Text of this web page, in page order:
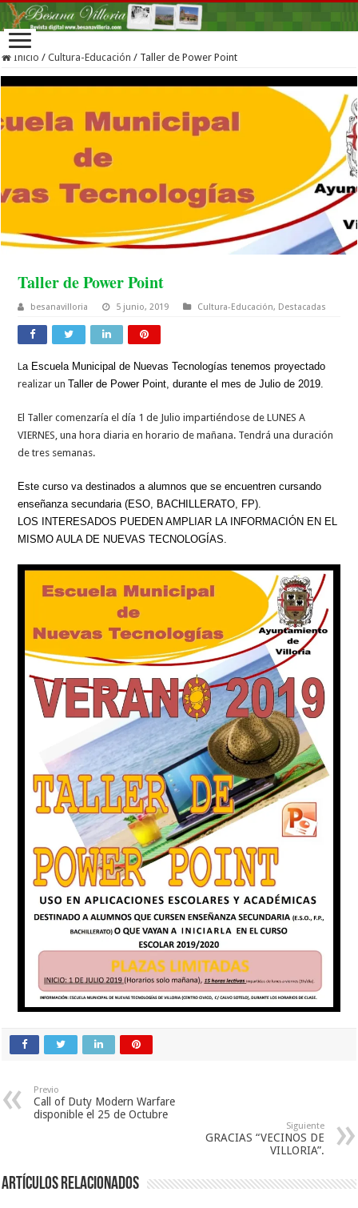
Inicio / Cultura-Educación / Taller de Power Point
Taller de Power Point
besanavilloria 5 junio, 2019 Cultura-Educación, Destacadas
La Escuela Municipal de Nuevas Tecnologías tenemos proyectado
realizar unTaller de Power Point, durante el mes de Julio de 2019.
El Taller comenzaría el día 1 de Julio impartiéndose de LUNES A
VIERNES, una hora diaria en horario de mañana. Tendrá una duración
de tres semanas.
Este curso va destinados a alumnos que se encuentren cursando
enseñanza secundaria (ESO, BACHILLERATO, FP).
LOS INTERESADOS PUEDEN AMPLIAR LA INFORMACIÓN EN EL
MISMO AULA DE NUEVAS TECNOLOGÍAS.
Previo
Call of Duty Modern Warfare
disponible el 25 de Octubre
Siguiente
GRACIAS “VECINOS DE
VILLORIA”.
Artículos relacionados